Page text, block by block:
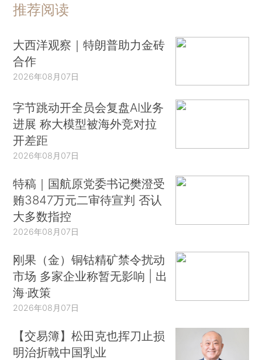
推荐阅读
大西洋观察｜特朗普助力金砖
合作
2026年08月07日
字节跳动开全员会复盘AI业务
进展 称大模型被海外竞对拉
开差距
2026年08月07日
特稿｜国航原党委书记樊澄受
贿3847万元二审待宣判 否认
大多数指控
2026年08月07日
刚果（金）铜钴精矿禁令扰动
市场 多家企业称暂无影响 | 出
海·政策
2026年08月07日
【交易簿】松田克也挥刀止损
明治折戟中国乳业